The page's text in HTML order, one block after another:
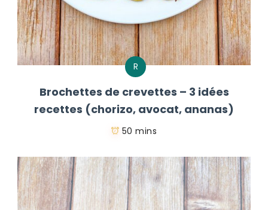
R
Brochettes de crevettes – 3 idées
recettes (chorizo, avocat, ananas)
50 mins